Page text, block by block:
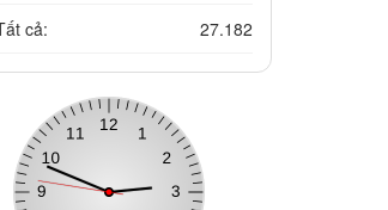
cả: 27.182